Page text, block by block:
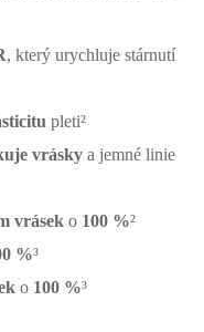
, který urychluje stárnutí
pleti²
vrásky a jemné linie
vrásek o 100 %²
%³
o 100 %³